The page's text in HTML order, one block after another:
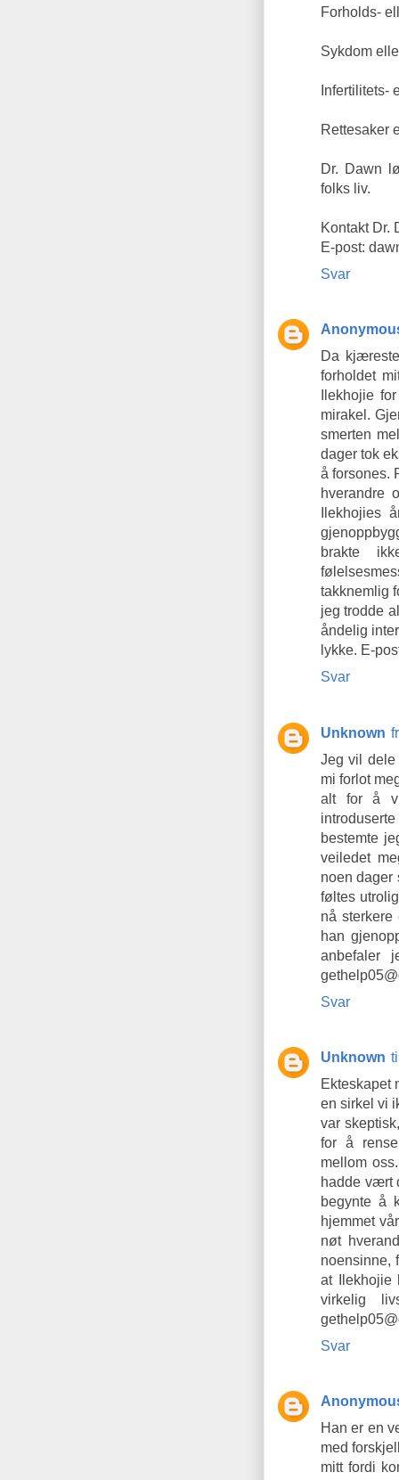
Forholds-
Sykdom
Infertilitets-
Rettesaker
Dr. Dawn
folks liv.
Kontakt Dr.
E-post:
Svar
Da
forholdet
Ilekhojie
mirakel.
smerten
dager tok
å forsones.
hverandre
Ilekhojies
brakte
takknemlig
jeg trodde
åndelig
lykke. E-
Svar
Unknown
Jeg vil dele
mi forlot
alt for å
bestemte
veiledet
noen dager
føltes
nå
han
anbefaler
Svar
Unknown
Ekteskapet
en sirkel vi
var
for å
mellom
hadde vært
begynte å
hjemmet
nøt
noensinne,
at Ilekhojie
virkelig
Svar
Han er en
med
mitt fordi